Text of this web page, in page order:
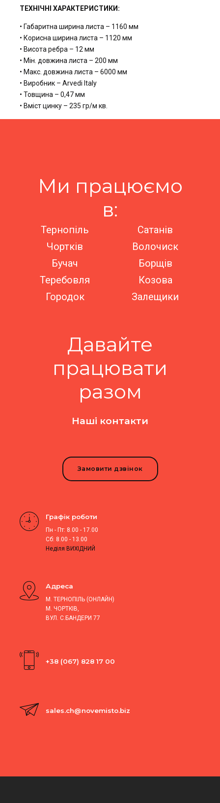
ТЕХНІЧНІ ХАРАКТЕРИСТИКИ:
• Габаритна ширина листа – 1160 мм
• Корисна ширина листа – 1120 мм
• Висота ребра – 12 мм
• Мін. довжина листа – 200 мм
• Макс. довжина листа – 6000 мм
• Виробник – Arvedi Italy
• Товщина – 0,47 мм
• Вміст цинку – 235 гр/м кв.
Ми працюємо
в:
Тернопіль
Чортків
Бучач
Теребовля
Городок
Сатанів
Волочиск
Борщів
Козова
Залещики
Давайте
працювати
разом
Наші контакти
Замовити дзвінок
Графік роботи
Пн - Пт: 8.00 - 17.00
Сб: 8.00 - 13.00
Неділя ВИХІДНИЙ
Адреса
М. ТЕРНОПІЛЬ (ОНЛАЙН)
М. ЧОРТКІВ,
ВУЛ. С.БАНДЕРИ 77
+38 (067) 828 17 00
sales.ch@novemisto.biz